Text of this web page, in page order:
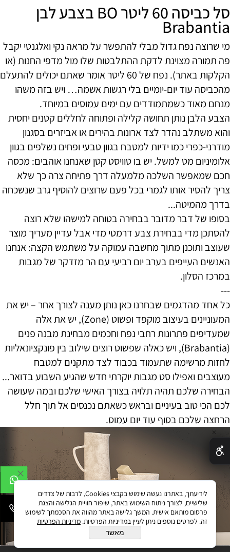
סל כביסה 60 ליטר BO בצבע לבן
Brabantia
מי שרוצה נפח גדול מבלי להתפשר על מראה נקי ואלגנטי יקבל
פה תמורה מצוינת לדקת ההתלבטות שלו מול מדפי החנות (או
הקלקות באתר). נפח של 60 ליטר אומר שאתם יכולים להתעלם
מהכביסה עוד יום-יומיים בלי רגשות אשמה… ויש בזה משהו
מנחם מאוד כשמתמודדים עם ימים עמוסים במיוחד.
הצבע הלבן נותן תחושה קלילה ופתוחה לחללים קטנים יחסית
והוא משתלב נהדר לצד ארונות בהירים או אביזרים בסגנון
מודרני-כפרי כמו ידיות למטבח בגוון טבעי ופחים נשלפים בגוון
אלומיניום מט למשל. יש בו טוויסט קטן שאנחנו אוהבים: מכסה
חכם שמאפשר השלכה מלמעלה דרך פתיחה צרה כך שלא
צריך להסיר אותו לגמרי בכל פעם שרוצים להוסיף גרב שנשכחה
בדרך מהמיטה...
בסופו של דבר מדובר בבחירה בטוחה למישהו שלא רוצה
להסתכן מדי בבחירת צבע דרמטי מדי אבל עדיין מעריך מוצר
שעוצב ותוכנן מתוך מחשבה עמוקה על משתמש הקצה: אנחנו
האנשים העייפים בערב יום רביעי עם הר מזדקר של מגבות
במרכז הסלון.
---
כל אחד מהדגמים שבחרנו כאן נותן מענה לצורך אחר – יש את
המעוניינים בעיצוב מוקפד ופשוט (Zone), יש את אלה
שמעדיפים פתרונות רחבי נפח וחכמים מבחינת מבנה פנים
(Brabantia), ויש כאלה שפשוט רוצים שילוב בין פונקציונאליות
לחזות מרשימה שתעמוד בכבוד לצד מתקנים למטבח
מעוצבים ואפילו סט מגבות יוקרתי חדש שהגיע השבוע בדואר...
הבחירה שלכם תהיה תלויה בצורך האישי שלכם ובמה שעושה
לכם הכי טוב בעיניים ובראש כשאתם נכנסים אל תוך חלל
הרחצה שלכם בסוף עוד יום עמוס.
✕
לידיעתך, באתרנו נעשה שימוש בקבצי Cookies, לרבות של צדדים
שלישיים, לצורך ניתוח השימוש באתר, שיפור חוויית הגלישה והצגת
פרסום מותאם אישית. המשך גלישה באתר מהווה את הסכמתך לשימוש
זה. לפרטים נוספים ניתן לעיין במדיניות הפרטיות. מדיניות הפרטיות
מאשר